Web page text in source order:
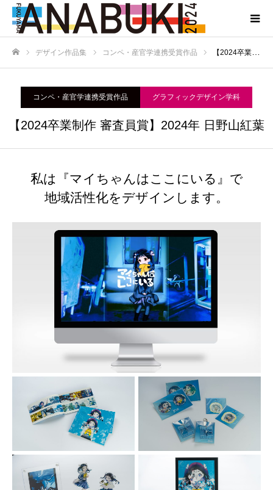
デザイン作品集 コンペ・産官学連携受賞作品 【2024卒業制作 審査員賞】2024年 日野山紅葉
コンペ・産官学連携受賞作品 グラフィックデザイン学科
【2024卒業制作 審査員賞】2024年 日野山紅葉
私は『マイちゃんはここにいる』で
地域活性化をデザインします。